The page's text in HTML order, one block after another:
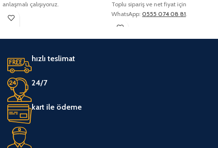
anlaşmalı çalışıyoruz.
Toplu sipariş ve net fiyat için
WhatsApp: 0555 074 08 81.
hızlı teslimat
24/7
kart ile ödeme